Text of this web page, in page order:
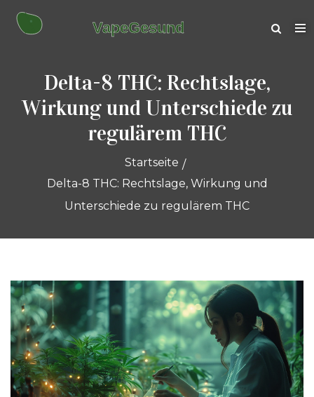
Delta-8 THC: Rechtslage,
Wirkung und Unterschiede zu
regulärem THC
Startseite
Delta-8 THC: Rechtslage, Wirkung und
Unterschiede zu regulärem THC